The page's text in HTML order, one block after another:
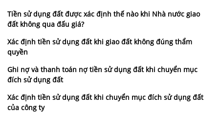
Tiền sử dụng đất được xác định thế nào khi Nhà nước giao
đất không qua đấu giá?
Xác định tiền sử dụng đất khi giao đất không đúng thẩm
quyền
Ghi nợ và thanh toán nợ tiền sử dụng đất khi chuyển mục
đích sử dụng đất
Xác định tiền sử dụng đất khi chuyển mục đích sử dụng đất
của công ty